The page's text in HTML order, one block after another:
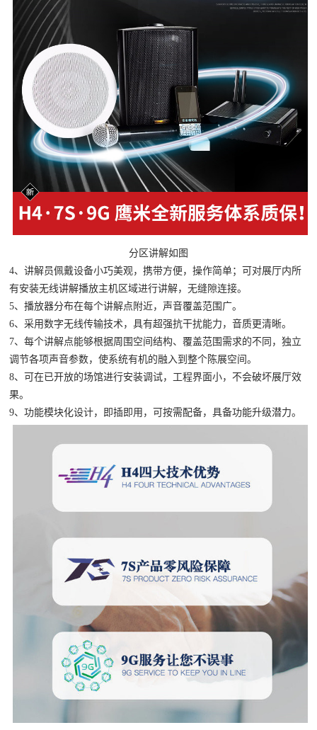
分区讲解如图
4、讲解员佩戴设备小巧美观，携带方便，操作简单；可对展厅内所
有安装无线讲解播放主机区域进行讲解，无缝隙连接。
5、播放器分布在每个讲解点附近，声音覆盖范围广。
6、采用数字无线传输技术，具有超强抗干扰能力，音质更清晰。
7、每个讲解点能够根据周围空间结构、覆盖范围需求的不同，独立
调节各项声音参数，使系统有机的融入到整个陈展空间。
8、可在已开放的场馆进行安装调试，工程界面小，不会破坏展厅效
果。
9、功能模块化设计，即插即用，可按需配备，具备功能升级潜力。